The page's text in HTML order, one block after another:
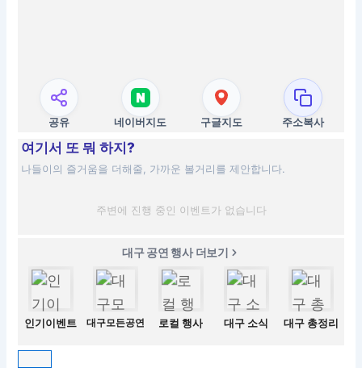
공유 네이버지도 구글지도 주소복사
여기서 또 뭐 하지?
나들이의 즐거움을 더해줄, 가까운 볼거리를 제안합니다.
주변에 진행 중인 이벤트가 없습니다
대구 공연 행사 더보기
인기이벤트 대구모든공연 로컬 행사 대구 소식 대구 총정리